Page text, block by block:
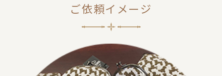
財布・カードケース
身のまわり品
ご依頼イメージ